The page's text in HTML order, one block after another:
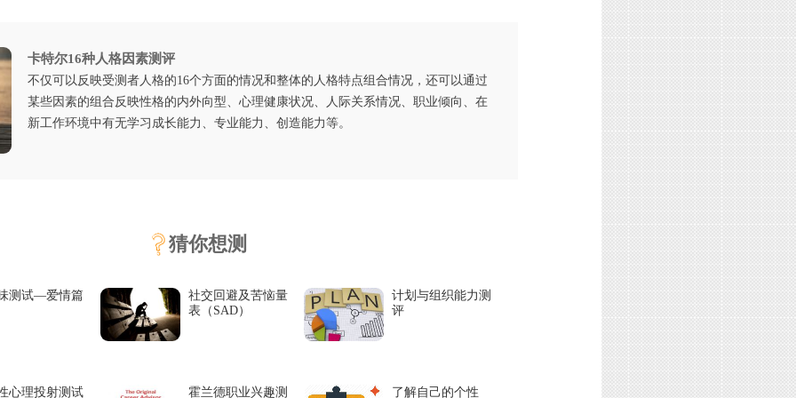
卡特尔16种人格因素测评
不仅可以反映受测者人格的16个方面的情况和整体的人格特点组合情况，还可以通过
某些因素的组合反映性格的内外向型、心理健康状况、人际关系情况、职业倾向、在
新工作环境中有无学习成长能力、专业能力、创造能力等。
猜你想测
测试—爱情篇
社交回避及苦恼量
表（SAD）
计划与组织能力测
评
心理投射测试 霍兰德职业兴趣测 了解自己的个性